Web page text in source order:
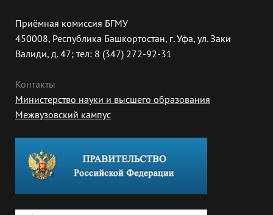
Приёмная комиссия БГМУ
450008, Республика Башкортостан, г. Уфа, ул. Заки
Валиди, д. 47; тел: 8 (347) 272-92-31
Контакты
Министерство науки и высшего образования
Межвузовский кампус